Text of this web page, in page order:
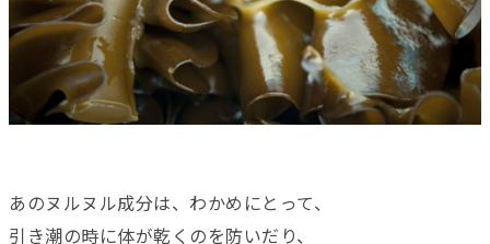
あのヌルヌル成分は、わかめにとって、
引き潮の時に体が乾くのを防いだり、